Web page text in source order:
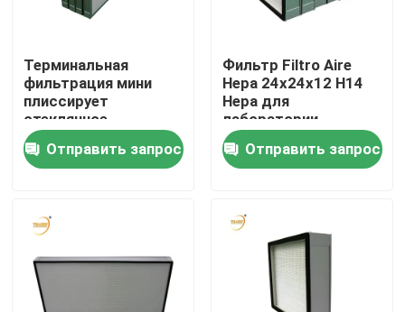
Дом
Продукты
Путешествие фабрики
Терминальная
фильтрация мини
плиссирует
стеклянное -
воздушный фильтр
панели HEPA
средств массовой
клобука ламинарной
Отправить запрос
Фильтр Filtro Aire
Hepa 24x24x12 H14
Hepa для
лаборатории
Отправить запрос